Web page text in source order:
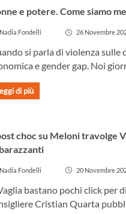
e potere. Come siamo
Nadia Fondelli 26 Novembre
si parla di violenza sulle
e gender gap. Noi
di più
choc su Meloni travolge
Nadia Fondelli 20 Novembre
bastano pochi click per
Cristian Quarta